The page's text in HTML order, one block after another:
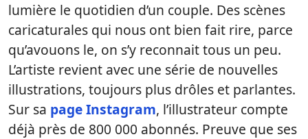
lumière le quotidien d’un couple. Des scènes
caricaturales qui nous ont bien fait rire, parce
qu’avouons le, on s’y reconnait tous un peu.
L’artiste revient avec une série de nouvelles
illustrations, toujours plus drôles et parlantes.
Sur sa page Instagram, l’illustrateur compte
déjà près de 800 000 abonnés. Preuve que ses